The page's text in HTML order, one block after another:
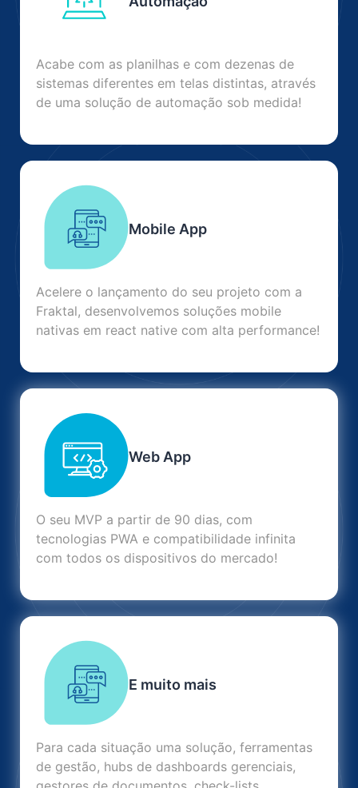
Acabe com as planilhas e com dezenas de
sistemas diferentes em telas distintas, através
de uma solução de automação sob medida!
Mobile App
Acelere o lançamento do seu projeto com a
Fraktal, desenvolvemos soluções mobile
nativas em react native com alta performance!
Web App
O seu MVP a partir de 90 dias, com
tecnologias PWA e compatibilidade infinita
com todos os dispositivos do mercado!
E muito mais
Para cada situação uma solução, ferramentas
de gestão, hubs de dashboards gerenciais,